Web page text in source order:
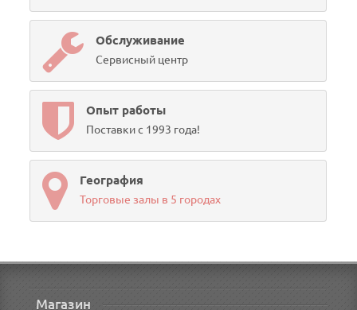
Обслуживание
Сервисный центр
Опыт работы
Поставки с 1993 года!
География
Торговые залы в 5 городах
Магазин